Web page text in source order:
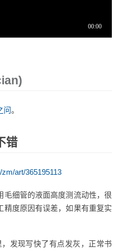
问。
错
art/365195113
毛细管的液面高度测流动性，很
精度原因有误差，如果有重复实
发现写快了有点发灰，正常书